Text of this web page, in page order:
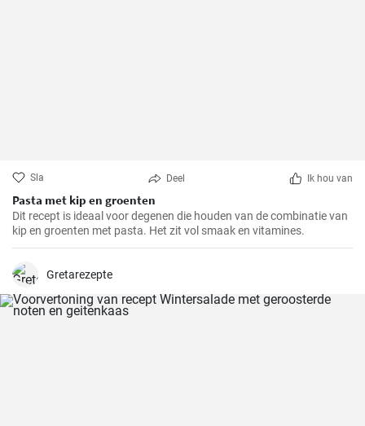
Sla Deel Ik hou van
Pasta met kip en groenten
Dit recept is ideaal voor degenen die houden van de combinatie van
kip en groenten met pasta. Het zit vol smaak en vitamines.
Gretarezepte